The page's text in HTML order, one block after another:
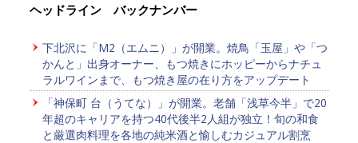
ヘッドライン バックナンバー
下北沢に「M2（エムニ）」が開業。焼鳥「玉屋」や「つ
かんと」出身オーナー、もつ焼きにホッピーからナチュ
ラルワインまで、もつ焼き屋の在り方をアップデート
「神保町 台（うてな）」が開業。老舗「浅草今半」で20
年超のキャリアを持つ40代後半2人組が独立！旬の和食
と厳選肉料理を各地の純米酒と愉しむカジュアル割烹